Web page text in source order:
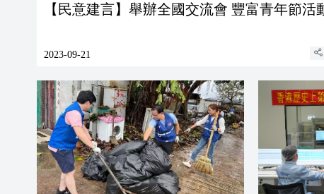
【民意建言】舉辦全國交流會 豐富青年節活
2023-09-21